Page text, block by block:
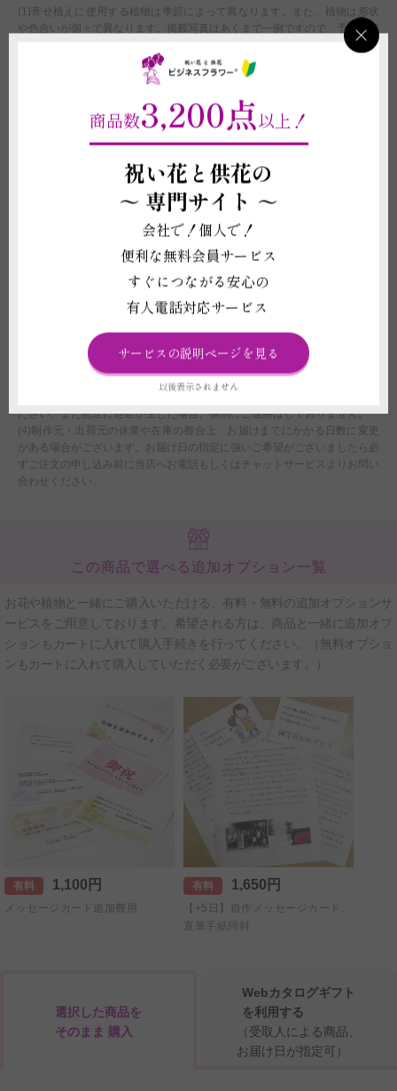
(1)寄せ植えに使用する植物は季節によって異なります。また、植物は形状
や色合いが個々で異なります。掲載写真はあくまで一例ですので、予めご了
(2)お届け先の気温が0度を下回る場合、また、30度を超える場合は、配送中
に植物が気温の影響で傷む可能性があるため、お申し込みをお受けできない
に責任が持てないことをご了承の上で配送手配をいたします。
(3)立札や鉢などの資材は掲載写真と差異が発生する場合がございます。
(4)鉢は回収しておりません。ご不要になった際は各自治体のご案内に沿っ
て破棄をしてください。
(5)受注制作（オーダー）のため、商品作成後の変更・取り消しを承ること
ができません。制作開始後に、万が一ご注文をお取り消しされた場合も代金
はご注文者様に全額負担いただきます。
配送に関わる重要な注意事項
(1)平日15:00以降、土曜日12:00以降、及び営業時間外または休業日にいた
規定に伴い、確約はできません。あくまでご希望として承りますので、予め
ご了承ください。
(3)配送時の交通状況や天候、天災により遅延や配送中止の場合、当店では
ださい。また配送に遅延が生じた場合、個別にご連絡はしておりません。
(4)制作元・出荷元の休業や在庫の都合上、お届けまでにかかる日数に変更
がある場合がございます。お届け日の指定に強いご希望がございましたら必
ずご注文の申し込み前に当店へお電話もしくはチャットサービスよりお問い
合わせください。
この商品で選べる追加オプション一覧
お花や植物と一緒にご購入いただける、有料・無料の追加オプションサ
ービスをご用意しております。希望される方は、商品と一緒に追加オプ
ションもカートに入れて購入手続きを行ってください。（無料オプショ
ンもカートに入れて購入していただく必要がございます。）
有料 1,100円
メッセージカード追加費用
有料 1,650円
【+5日】自作メッセージカード、
直筆手紙同封
選択した商品を
そのまま 購入
Webカタログギフト
を利用する
（受取人による商品、
お届け日が指定可）
商品数3,200点以上！
祝い花と供花の
～ 専門サイト ～
会社で！個人で！
便利な無料会員サービス
すぐにつながる安心の
有人電話対応サービス
サービスの説明ページを見る
以後表示されません